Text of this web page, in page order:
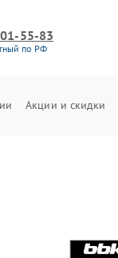
55-83
по РФ
Акции и скидки